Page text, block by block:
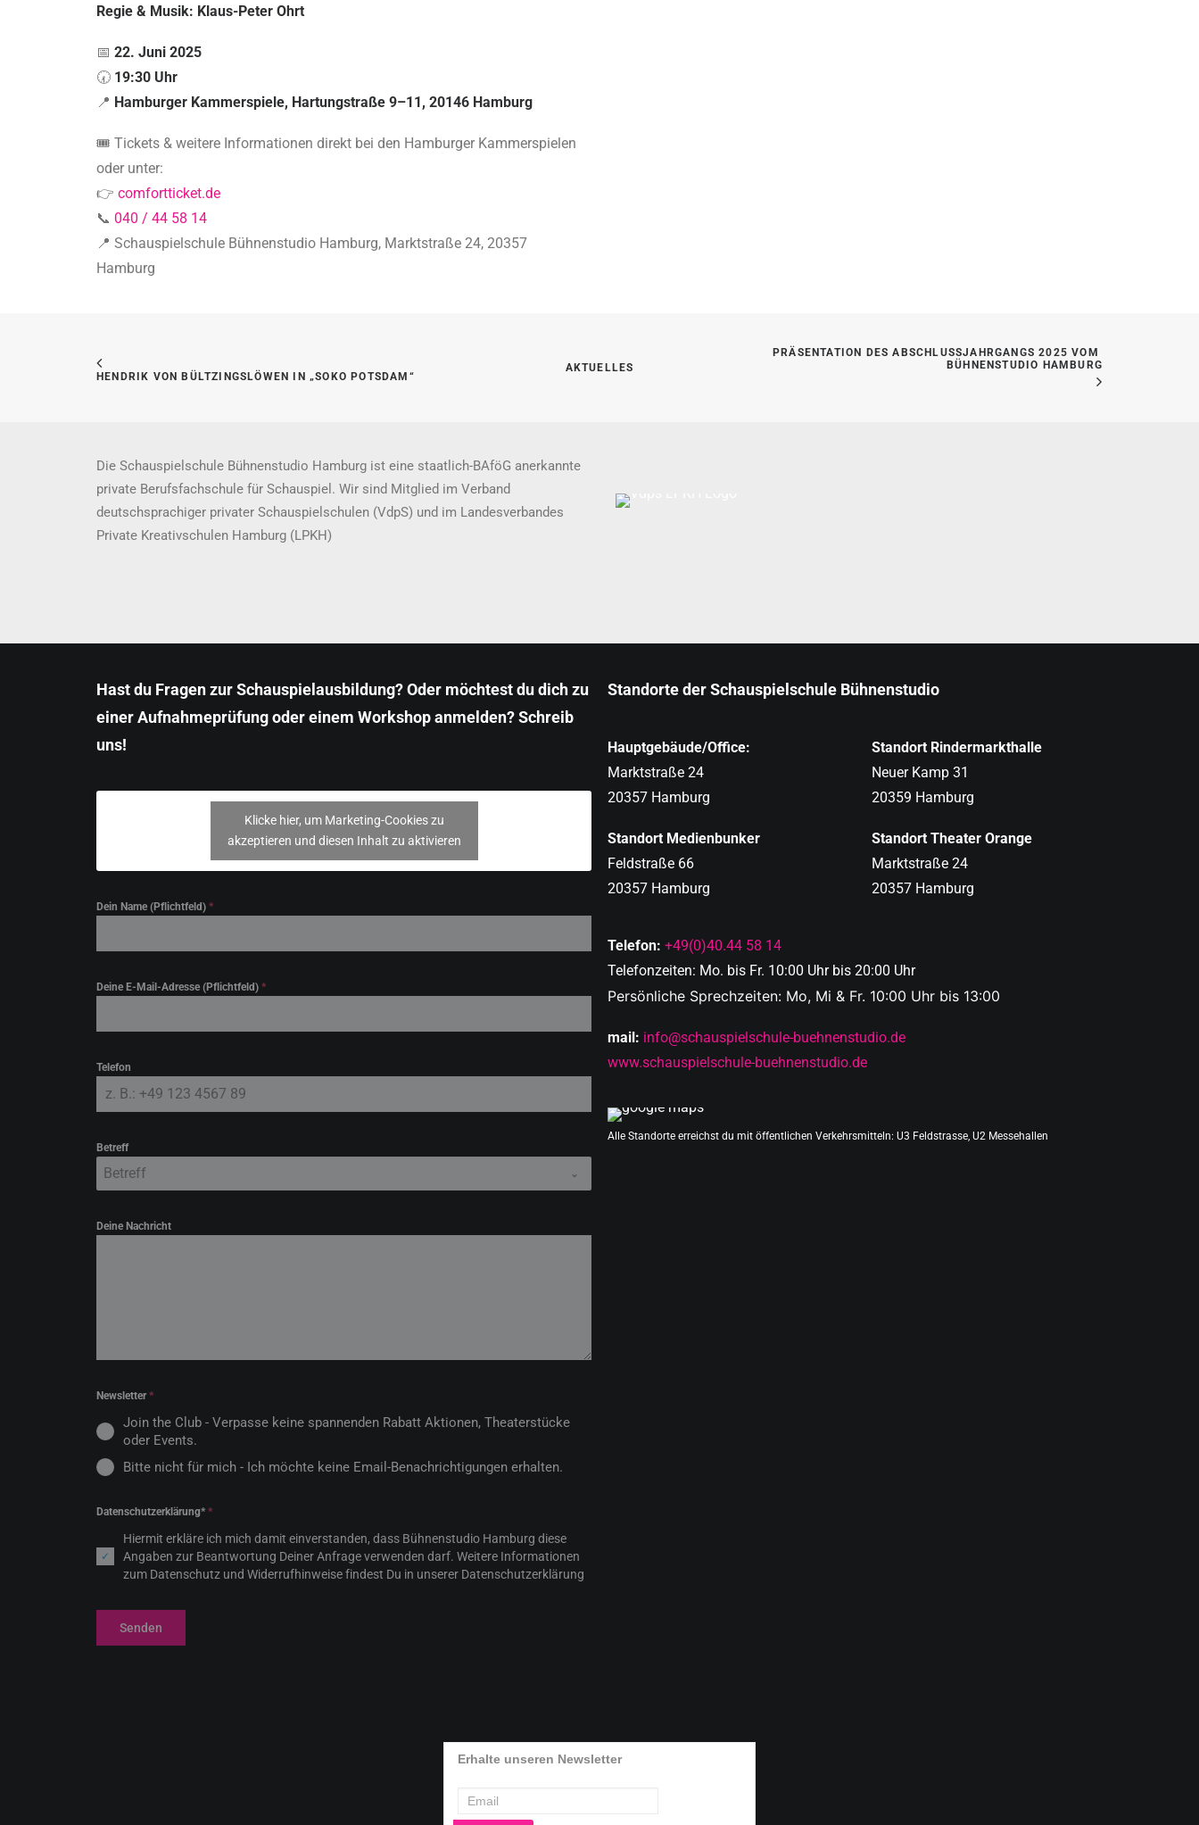
Regie & Musik: Klaus-Peter Ohrt
📅 22. Juni 2025
🕢 19:30 Uhr
📍 Hamburger Kammerspiele, Hartungstraße 9–11, 20146 Hamburg
🎟️ Tickets & weitere Informationen direkt bei den Hamburger Kammerspielen
oder unter:
👉 comfortticket.de
📞 040 / 44 58 14
📍 Schauspielschule Bühnenstudio Hamburg, Marktstraße 24, 20357
Hamburg
HENDRIK VON BÜLTZINGSLÖWEN IN „SOKO POTSDAM“
AKTUELLES
PRÄSENTATION DES ABSCHLUSSJAHRGANGS 2025 VOM
BÜHNENSTUDIO HAMBURG
Die Schauspielschule Bühnenstudio Hamburg ist eine staatlich-BAföG anerkannte
private Berufsfachschule für Schauspiel. Wir sind Mitglied im Verband
deutschsprachiger privater Schauspielschulen (VdpS) und im Landesverbandes
Private Kreativschulen Hamburg (LPKH)
Hast du Fragen zur Schauspielausbildung? Oder möchtest du dich zu
einer Aufnahmeprüfung oder einem Workshop anmelden? Schreib
uns!
Klicke hier, um Marketing-Cookies zu
akzeptieren und diesen Inhalt zu aktivieren
Dein Name (Pflichtfeld) *
Deine E-Mail-Adresse (Pflichtfeld) *
Telefon
Betreff
Betreff
Deine Nachricht
Newsletter*
Join the Club - Verpasse keine spannenden Rabatt Aktionen, Theaterstücke
oder Events.
Bitte nicht für mich - Ich möchte keine Email-Benachrichtigungen erhalten.
Datenschutzerklärung* *
Hiermit erkläre ich mich damit einverstanden, dass Bühnenstudio Hamburg diese
Angaben zur Beantwortung Deiner Anfrage verwenden darf. Weitere Informationen
zum Datenschutz und Widerrufhinweise findest Du in unserer Datenschutzerklärung
Senden
Standorte der Schauspielschule Bühnenstudio
Hauptgebäude/Office:
Marktstraße 24
20357 Hamburg
Standort Medienbunker
Feldstraße 66
20357 Hamburg
Standort Rindermarkthalle
Neuer Kamp 31
20359 Hamburg
Standort Theater Orange
Marktstraße 24
20357 Hamburg
Telefon: +49(0)40.44 58 14
Telefonzeiten: Mo. bis Fr. 10:00 Uhr bis 20:00 Uhr
Persönliche Sprechzeiten: Mo, Mi & Fr. 10:00 Uhr bis 13:00
mail: info@schauspielschule-buehnenstudio.de
www.schauspielschule-buehnenstudio.de
Alle Standorte erreichst du mit öffentlichen Verkehrsmitteln: U3 Feldstrasse, U2 Messehallen
Erhalte unseren Newsletter